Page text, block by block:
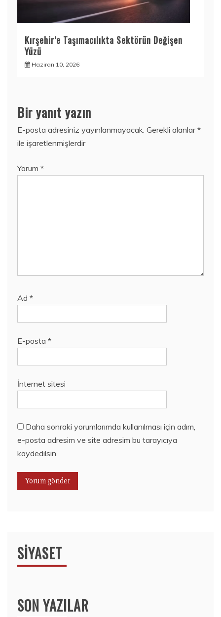
Kırşehir’e Taşımacılıkta Sektörün Değişen
Yüzü
Haziran 10, 2026
Bir yanıt yazın
E-posta adresiniz yayınlanmayacak. Gerekli alanlar*
ile işaretlenmişlerdir
Yorum *
Ad *
E-posta *
İnternet sitesi
Daha sonraki yorumlarımda kullanılması için adım,
e-posta adresim ve site adresim bu tarayıcıya
kaydedilsin.
SIYASET
SON YAZILAR